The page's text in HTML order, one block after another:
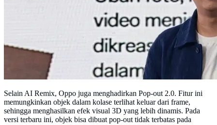
Selain AI Remix, Oppo juga menghadirkan Pop-out 2.0. Fitur ini
memungkinkan objek dalam kolase terlihat keluar dari frame,
sehingga menghasilkan efek visual 3D yang lebih dinamis. Pada
versi terbaru ini, objek bisa dibuat pop-out tidak terbatas pada